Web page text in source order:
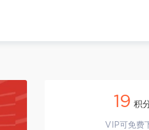
19 积
VIP可免费